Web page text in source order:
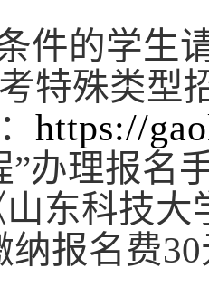
件的学生
特殊类型
： https://
”办理报名
东科技大
纳报名费30